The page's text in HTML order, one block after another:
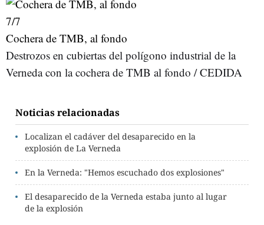
7/7
Cochera de TMB, al fondo
Destrozos en cubiertas del polígono industrial de la
Verneda con la cochera de TMB al fondo / CEDIDA
Noticias relacionadas
Localizan el cadáver del desaparecido en la
explosión de La Verneda
En la Verneda: "Hemos escuchado dos explosiones"
El desaparecido de la Verneda estaba junto al lugar
de la explosión